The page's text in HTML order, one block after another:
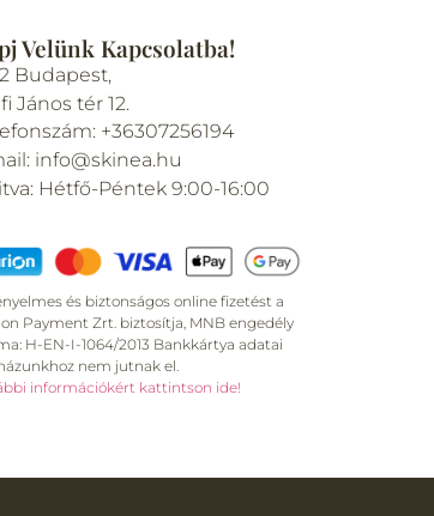
Velünk Kapcsolatba!
Budapest,
János tér 12.
+36307256194
info@skinea.hu
Hétfő-Péntek 9:00-16:00
és biztonságos online fizetést a
Payment Zrt. biztosítja, MNB engedély
H-EN-I-1064/2013 Bankkártya adatai
nem jutnak el.
információkért kattintson ide!